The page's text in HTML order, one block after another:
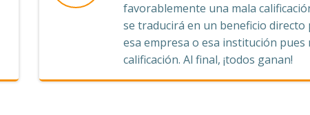
favorablemente una mala
se traducirá en un beneficio directo
esa empresa o esa institución pues
calificación. Al final, ¡todos ganan!